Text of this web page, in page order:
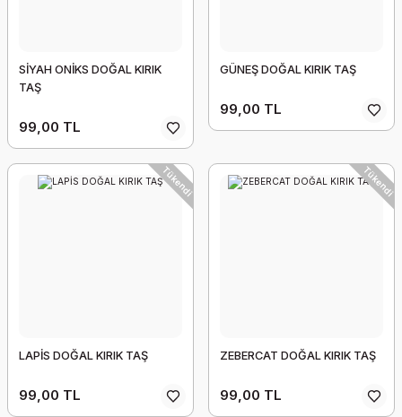
SİYAH ONİKS DOĞAL KIRIK
TAŞ
99,00 TL
GÜNEŞ DOĞAL KIRIK TAŞ
99,00 TL
Tükendi
LAPİS DOĞAL KIRIK TAŞ
99,00 TL
Tükendi
ZEBERCAT DOĞAL KIRIK TAŞ
99,00 TL